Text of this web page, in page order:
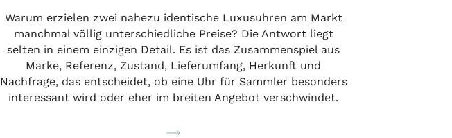
Warum erzielen zwei nahezu identische Luxusuhren am Markt
manchmal völlig unterschiedliche Preise? Die Antwort liegt
selten in einem einzigen Detail. Es ist das Zusammenspiel aus
Marke, Referenz, Zustand, Lieferumfang, Herkunft und
Nachfrage, das entscheidet, ob eine Uhr für Sammler besonders
interessant wird oder eher im breiten Angebot verschwindet.